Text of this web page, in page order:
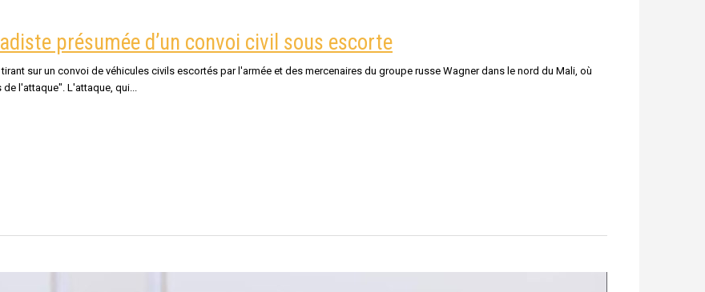
présumée d’un convoi civil sous escorte
sur un convoi de véhicules civils escortés par l'armée et des mercenaires du groupe russe Wagner dans le nord du Mali, où
de l'attaque". L'attaque, qui